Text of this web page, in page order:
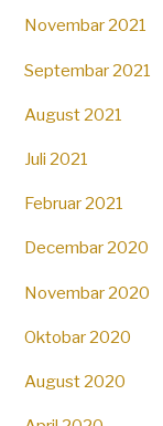
Novembar 2021
Septembar 2021
August 2021
Juli 2021
Februar 2021
Decembar 2020
Novembar 2020
Oktobar 2020
August 2020